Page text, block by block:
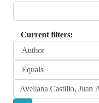
Current filters: